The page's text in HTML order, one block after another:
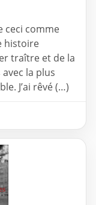
ceci comme
histoire
traître et de la
la plus
J’ai rêvé (…)